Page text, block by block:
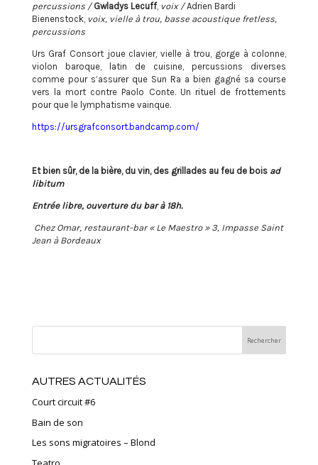
percussions /Gwladys Lecuff, voix /Adrien Bardi
Bienenstock, voix, vielle à trou, basse acoustique fretless,
percussions
Urs Graf Consort joue clavier, vielle à trou, gorge à colonne,
violon baroque, latin de cuisine, percussions diverses
comme pour s’assurer que Sun Ra a bien gagné sa course
vers la mort contre Paolo Conte. Un rituel de frottements
pour que le lymphatisme vainque.
https://ursgrafconsort.bandcamp.com/
Et bien sûr, de la bière, du vin, des grillades au feu de bois ad
libitum
Entrée libre, ouverture du bar à 18h.
Chez Omar, restaurant-bar « Le Maestro » 3, Impasse Saint
Jean à Bordeaux
AUTRES ACTUALITÉS
Court circuit #6
Bain de son
Les sons migratoires – Blond